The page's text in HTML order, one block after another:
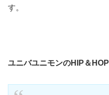
す。
ユニバユニモンのHIP＆HOP